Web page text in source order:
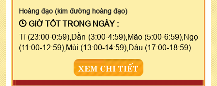
Hoàng đạo (kim đường hoàng đạo)
GIỜ TỐT TRONG NGÀY :
Tí (23:00-0:59),Dần (3:00-4:59),Mão (5:00-6:59),Ngọ
(11:00-12:59),Mùi (13:00-14:59),Dậu (17:00-18:59)
XEM CHI TIẾT